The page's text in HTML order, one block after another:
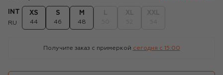
INT
RU
XS
44
S
46
M
48
Получите заказ с примеркой сегодня c 15:00